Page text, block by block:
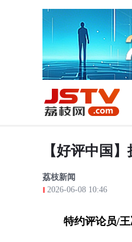
【好评中国
荔枝新闻
2026-06-08 10:46
特约评论员/